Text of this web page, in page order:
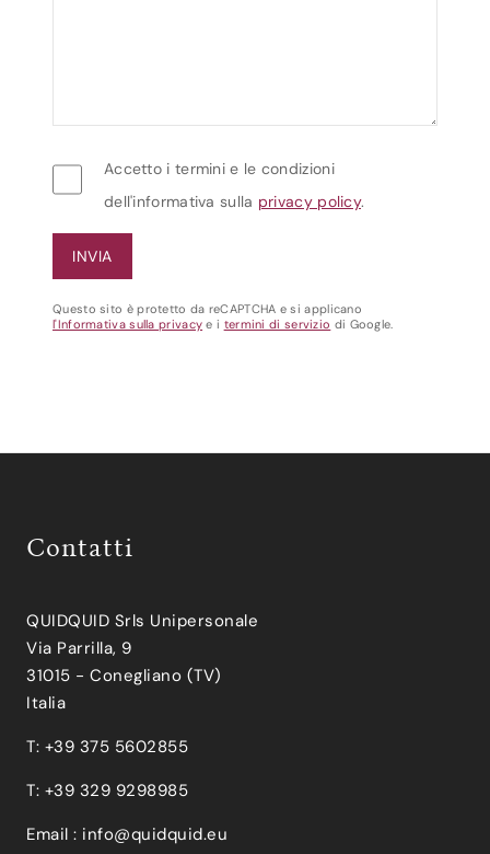
Accetto i termini e le condizioni
dell'informativa sulla privacy policy.
Questo sito è protetto da reCAPTCHA e si applicano
l'Informativa sulla privacy e i termini di servizio di Google.
Contatti
QUIDQUID Srls Unipersonale
Via Parrilla, 9
31015 - Conegliano (TV)
Italia
T: +39 375 5602855
T: +39 329 9298985
Email : info@quidquid.eu